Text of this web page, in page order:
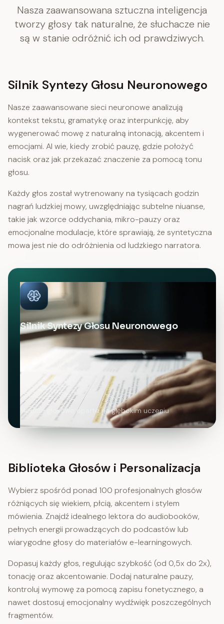
Nasza zaawansowana sztuczna inteligencja
tworzy głosy tak naturalne, że słuchacze nie
są w stanie odróżnić ich od prawdziwych.
Silnik Syntezy Głosu Neuronowego
Nasze zaawansowane sieci neuronowe analizują
kontekst tekstu, gramatykę oraz interpunkcję, aby
wygenerować mowę z naturalną intonacją, akcentem i
emocjami. AI wie, kiedy zrobić pauzę, gdzie położyć
nacisk oraz jak przekazać znaczenie za pomocą tonu
głosu.
Każdy głos został wytrenowany na tysiącach godzin
nagrań ludzkiej mowy, uwzględniając subtelne niuanse,
takie jak wzorce oddychania, mikro-pauzy oraz
emocjonalne modulacje, które sprawiają, że syntetyczna
mowa jest nie do odróżnienia od ludzkiego narratora.
Silnik Syntezy Głosu Neuronowego
Modele głosowe oparte na głębokim uczeniu
Biblioteka Głosów i Personalizacja
Wybierz spośród ponad 100 profesjonalnych głosów
różniących się wiekiem, płcią, akcentem i stylem
mówienia. Znajdź idealnego lektora do audiobooków,
pełnych energii prowadzących do podcastów lub
wiarygodne głosy do materiałów e-learningowych.
Dopasuj każdy głos, regulując szybkość (od 0,5x do 2x),
tonację oraz akcentowanie. Dodaj naturalne pauzy,
kontroluj wymowę za pomocą zapisu fonetycznego, a
nawet dostosuj emocjonalny wydźwięk poszczególnych
fragmentów.